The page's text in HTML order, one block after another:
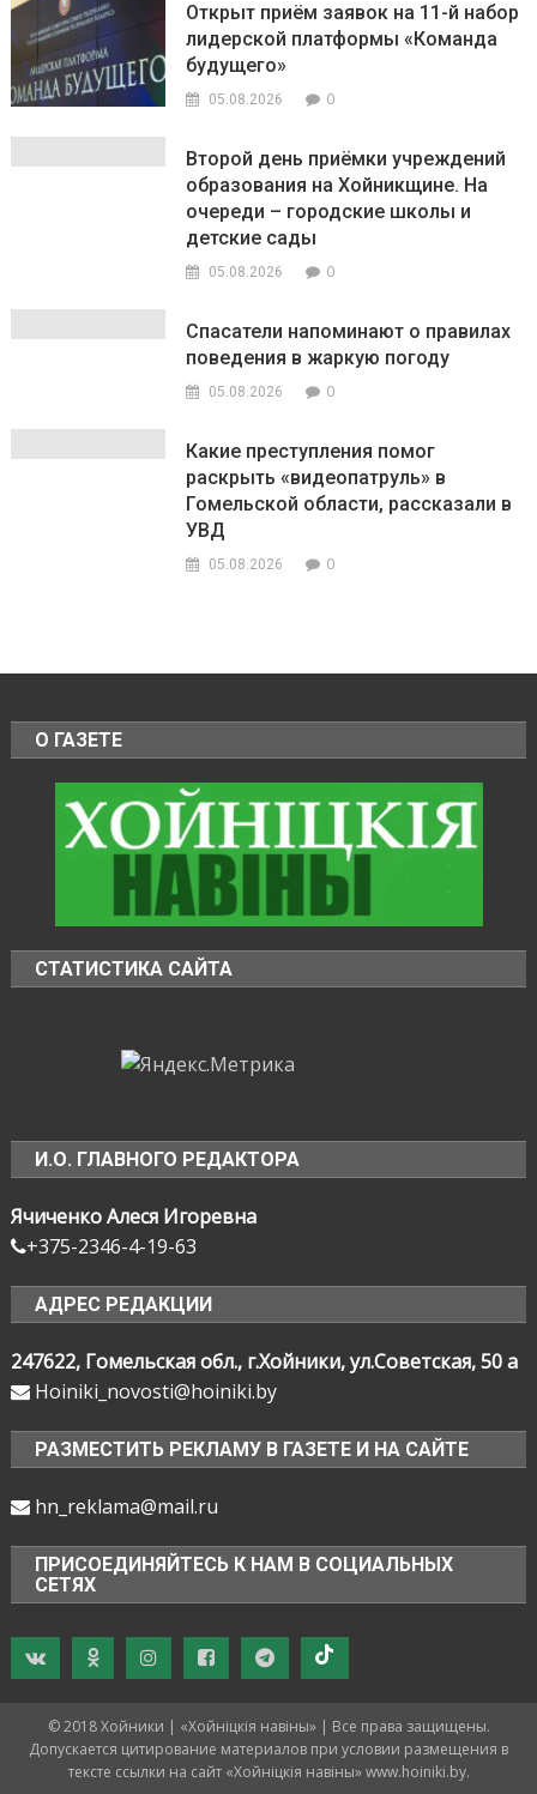
Открыт приём заявок на 11-й набор
лидерской платформы «Команда
будущего»
05.08.2026 0
Второй день приёмки учреждений
образования на Хойникщине. На
очереди – городские школы и
детские сады
05.08.2026 0
Спасатели напоминают о правилах
поведения в жаркую погоду
05.08.2026 0
Какие преступления помог
раскрыть «видеопатруль» в
Гомельской области, рассказали в
УВД
05.08.2026 0
О ГАЗЕТЕ
СТАТИСТИКА САЙТА
И.О. ГЛАВНОГО РЕДАКТОРА
Ячиченко Алеся Игоревна
+375-2346-4-19-63
АДРЕС РЕДАКЦИИ
247622, Гомельская обл., г.Хойники, ул.Советская, 50 а
Hoiniki_novosti@hoiniki.by
РАЗМЕСТИТЬ РЕКЛАМУ В ГАЗЕТЕ И НА САЙТЕ
hn_reklama@mail.ru
ПРИСОЕДИНЯЙТЕСЬ К НАМ В СОЦИАЛЬНЫХ
СЕТЯХ
© 2018 Хойники | «Хойнiцкiя навiны» | Все права защищены.
Допускается цитирование материалов при условии размещения в
тексте ссылки на сайт «Хойнiцкiя навiны» www.hoiniki.by.